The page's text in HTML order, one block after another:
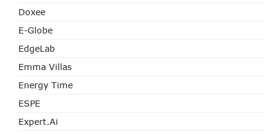
Doxee
E-Globe
EdgeLab
Emma Villas
Energy Time
ESPE
Expert.ai